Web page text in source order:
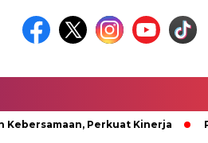
Perkuat Kinerja PLN